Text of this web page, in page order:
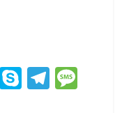
M S T